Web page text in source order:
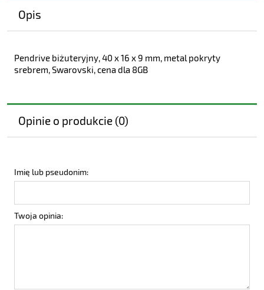
Opis
Pendrive biżuteryjny, 40 x 16 x 9 mm, metal pokryty
srebrem, Swarovski, cena dla 8GB
Opinie o produkcie (0)
Imię lub pseudonim:
Twoja opinia: